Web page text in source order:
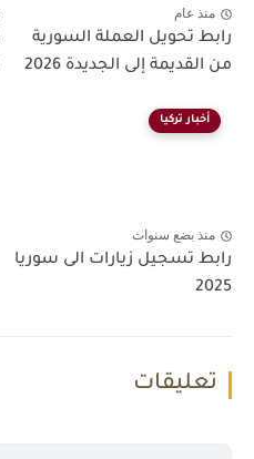
منذ عام
رابط تحويل العملة السورية
من القديمة إلى الجديدة 2026
أخبار تركيا
منذ بضع سنوات
رابط تسجيل زيارات الى سوريا
2025
تعليقات